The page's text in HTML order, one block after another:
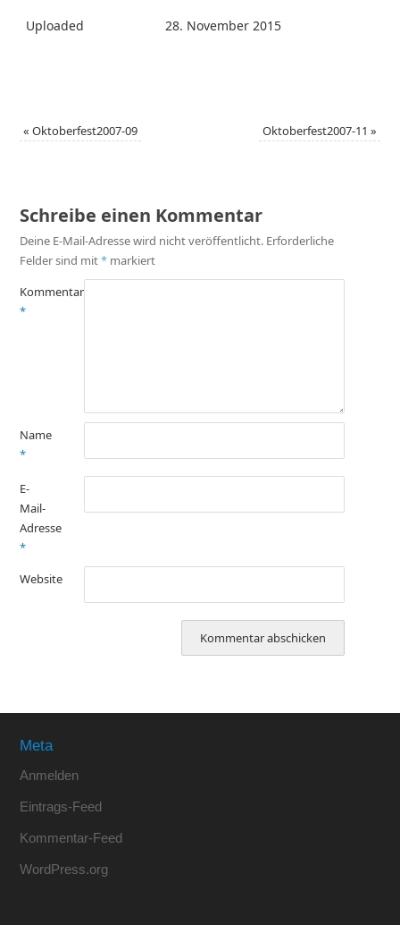
Uploaded 28. November 2015
« Oktoberfest2007-09 Oktoberfest2007-11»
Schreibe einen Kommentar
Deine E-Mail-Adresse wird nicht veröffentlicht. Erforderliche
Felder sind mit*markiert
Kommentar
*
Name
*
E-
Mail-
Adresse
*
Website
Meta
Anmelden
Eintrags-Feed
Kommentar-Feed
WordPress.org